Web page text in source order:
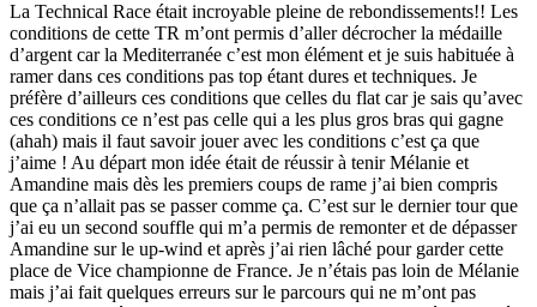
La Technical Race était incroyable pleine de rebondissements!! Les
conditions de cette TR m’ont permis d’aller décrocher la médaille
d’argent car la Mediterranée c’est mon élément et je suis habituée à
ramer dans ces conditions pas top étant dures et techniques. Je
préfère d’ailleurs ces conditions que celles du flat car je sais qu’avec
ces conditions ce n’est pas celle qui a les plus gros bras qui gagne
(ahah) mais il faut savoir jouer avec les conditions c’est ça que
j’aime ! Au départ mon idée était de réussir à tenir Mélanie et
Amandine mais dès les premiers coups de rame j’ai bien compris
que ça n’allait pas se passer comme ça. C’est sur le dernier tour que
j’ai eu un second souffle qui m’a permis de remonter et de dépasser
Amandine sur le up-wind et après j’ai rien lâché pour garder cette
place de Vice championne de France. Je n’étais pas loin de Mélanie
mais j’ai fait quelques erreurs sur le parcours qui ne m’ont pas